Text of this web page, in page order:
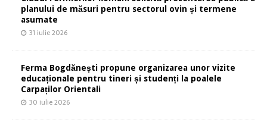
planului de măsuri pentru sectorul ovin și termene
asumate
31 iulie 2026
Ferma Bogdănești propune organizarea unor vizite
educaționale pentru tineri și studenți la poalele
Carpaților Orientali
30 iulie 2026